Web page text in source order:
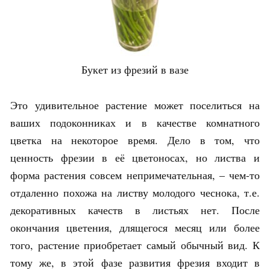
Букет из фрезий в вазе
Это удивительное растение может поселиться на
ваших подоконниках и в качестве комнатного
цветка на некоторое время. Дело в том, что
ценность фрезии в её цветоносах, но листва и
форма растения совсем непримечательная, – чем-то
отдаленно похожа на листву молодого чеснока, т.е.
декоративных качеств в листьях нет. После
окончания цветения, длящегося месяц или более
того, растение приобретает самый обычный вид. К
тому же, в этой фазе развития фрезия входит в